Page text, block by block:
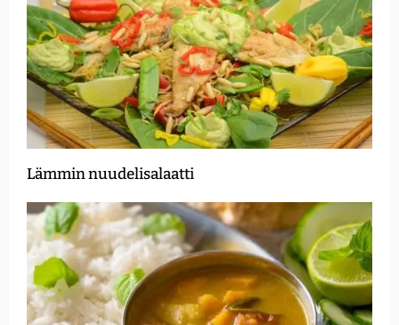
Lämmin nuudelisalaatti